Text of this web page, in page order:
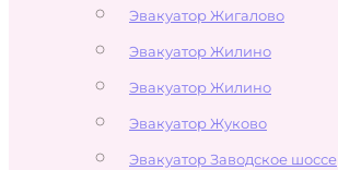
Эвакуатор Жигалово
Эвакуатор Жилино
Эвакуатор Жилино
Эвакуатор Жуково
Эвакуатор Заводское шоссе